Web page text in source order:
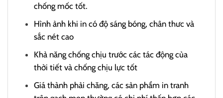
chống mốc tốt.
Hình ảnh khi in có độ sáng bóng, chân thưc và
sắc nét cao
Khả năng chống chịu trước các tác động của
thời tiết và chống chịu lực tốt
Giá thành phải chăng, các sản phẩm in tranh